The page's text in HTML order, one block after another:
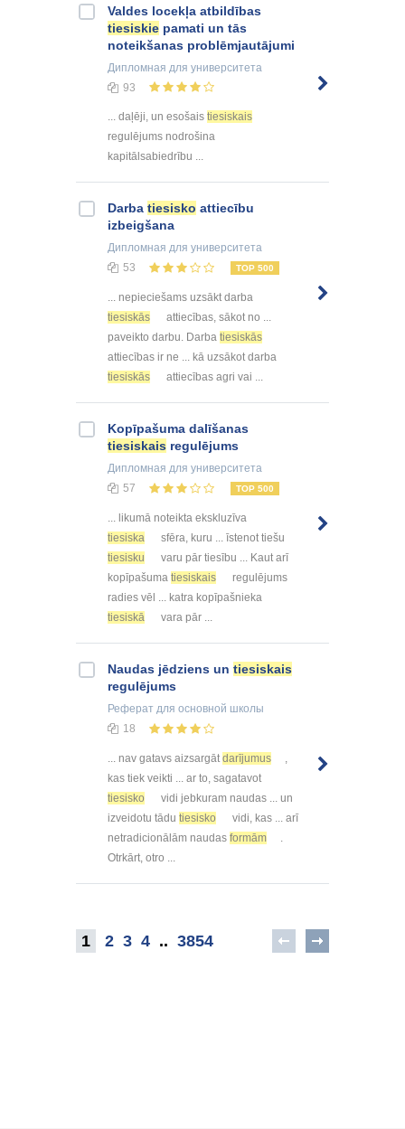
Valdes locekļa atbildības
tiesiskie pamati un tās
noteikšanas problēmjautājumi
Дипломная для университета
93
... daļēji, un esošais tiesiskais
regulējums nodrošina
kapitālsabiedrību ...
Darba tiesisko attiecību
izbeigšana
Дипломная для университета
53
TOP 500
... nepieciešams uzsākt darba
tiesiskās
attiecības, sākot no ...
paveikto darbu. Darba tiesiskās
attiecības ir ne ... kā uzsākot darba
tiesiskās
attiecības agri vai ...
Kopīpašuma dalīšanas
tiesiskais regulējums
Дипломная для университета
57
TOP 500
... likumā noteikta ekskluzīva
tiesiska
sfēra, kuru ... īstenot tiešu
tiesisku
varu pār tiesību ... Kaut arī
kopīpašuma tiesiskais
regulējums
radies vēl ... katra kopīpašnieka
tiesiskā
vara pār ...
Naudas jēdziens un tiesiskais
regulējums
Реферат для основной школы
18
... nav gatavs aizsargātdarījumus
,
kas tiek veikti ... ar to, sagatavot
tiesisko
vidi jebkuram naudas ... un
izveidotu tādu tiesisko
vidi, kas ... arī
netradicionālām naudas formām
.
Otrkārt, otro ...
1 2 3 4 .. 3854